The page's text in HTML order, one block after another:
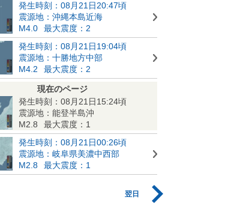
発生時刻：08月21日20:47頃
震源地：沖縄本島近海
M4.0
最大震度：2
発生時刻：08月21日19:04頃
震源地：十勝地方中部
M4.2
最大震度：2
現在のページ
発生時刻：08月21日15:24頃
震源地：能登半島沖
M2.8
最大震度：1
発生時刻：08月21日00:26頃
震源地：岐阜県美濃中西部
M2.8
最大震度：1
翌日